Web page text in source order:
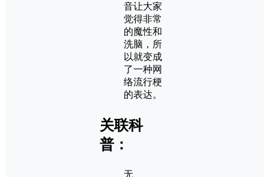
音让大家
觉得非常
的魔性和
洗脑，所
以就变成
了一种网
络流行梗
的表达。
关联科
普：
无